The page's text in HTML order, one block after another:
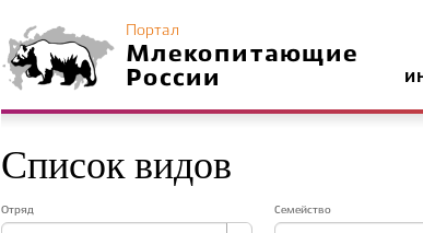
Портал
Млекопитающие
России
Список видов
Отряд Семейство